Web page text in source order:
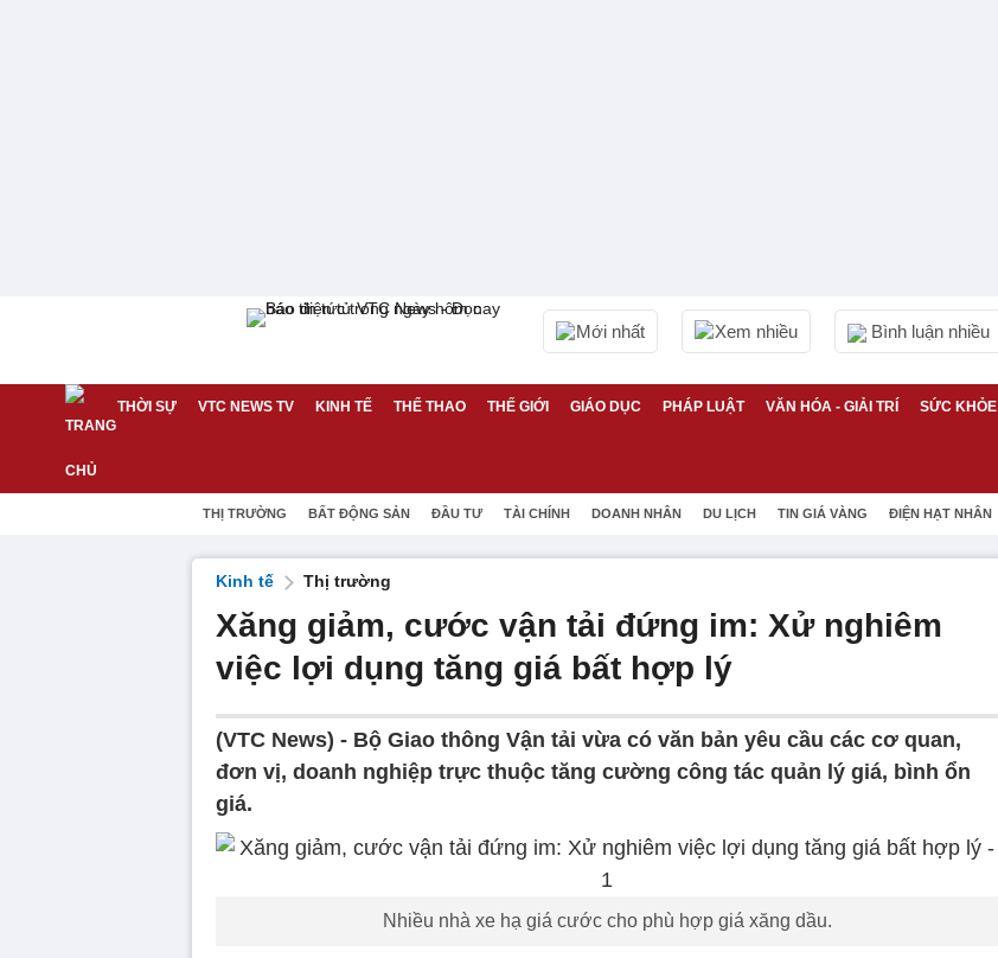
Mới nhất Xem nhiều Bình luận nhiều
THỜI SỰ VTC NEWS TV KINH TẾ THỂ THAO THẾ GIỚI GIÁO DỤC PHÁP LUẬT VĂN HÓA - GIẢI TRÍ SỨC KHỎE
THỊ TRƯỜNG BẤT ĐỘNG SẢN ĐẦU TƯ TÀI CHÍNH DOANH NHÂN DU LỊCH TIN GIÁ VÀNG ĐIỆN HẠT NHÂN
Kinh tế Thị trường
Xăng giảm, cước vận tải đứng im: Xử nghiêm
việc lợi dụng tăng giá bất hợp lý
(VTC News) - Bộ Giao thông Vận tải vừa có văn bản yêu cầu các cơ quan,
đơn vị, doanh nghiệp trực thuộc tăng cường công tác quản lý giá, bình ổn
giá.
Nhiều nhà xe hạ giá cước cho phù hợp giá xăng dầu.